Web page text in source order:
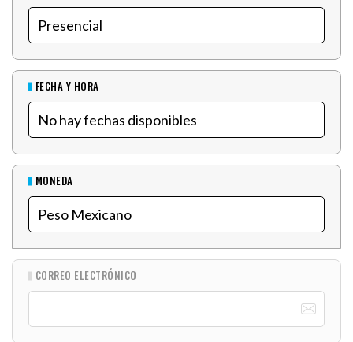
FECHA Y HORA
MONEDA
CORREO ELECTRÓNICO